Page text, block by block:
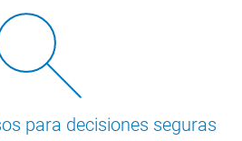
para decisiones seguras